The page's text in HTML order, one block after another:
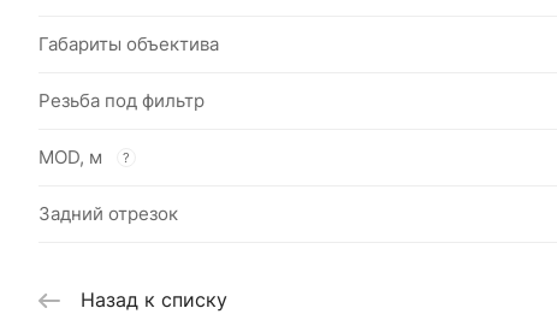
Габариты объектива
Резьба под фильтр
MOD, м ?
Задний отрезок
Назад к списку